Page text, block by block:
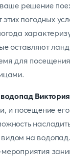
решение
этих погодных
оставляют
для
водопад Виктория
и посещение
на